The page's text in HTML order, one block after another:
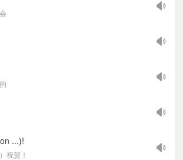
...)!
祝贺！